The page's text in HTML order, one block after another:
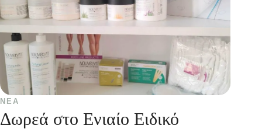
ΝΈΑ
Δωρεά στο Ενιαίο Ειδικό